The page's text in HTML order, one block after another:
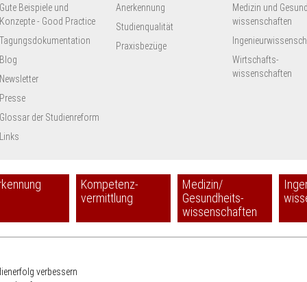
Gute Beispiele und
Konzepte - Good Practice
Tagungsdokumentation
Blog
Newsletter
Presse
Glossar der Studienreform
Links
Anerkennung
Studienqualität
Praxisbezüge
Medizin und
wissenschaften
Wirtschafts-
wissenschaften
Kompetenz-
vermittlung
Medizin/
Gesundheits-
wissenschaften
verbessern